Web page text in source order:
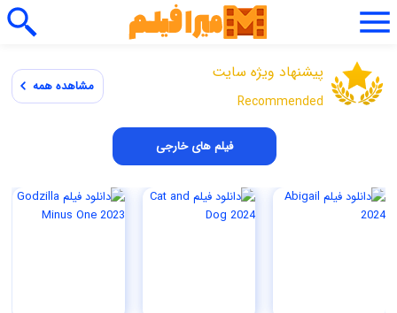
پیشنهاد ویژه سایت
Recommended
مشاهده همه
فیلم های خارجی